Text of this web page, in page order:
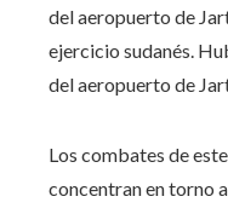
del aeropuerto de
ejercicio sudanés.
del aeropuerto de
Los combates de
concentran en torno